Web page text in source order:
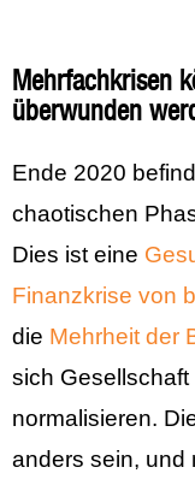
Mehrfachkrisen
überwunden
Ende 2020
chaotischen
Dies ist eine
Finanzkrise von
die Mehrheit der
sich
normalisieren.
anders sein, und